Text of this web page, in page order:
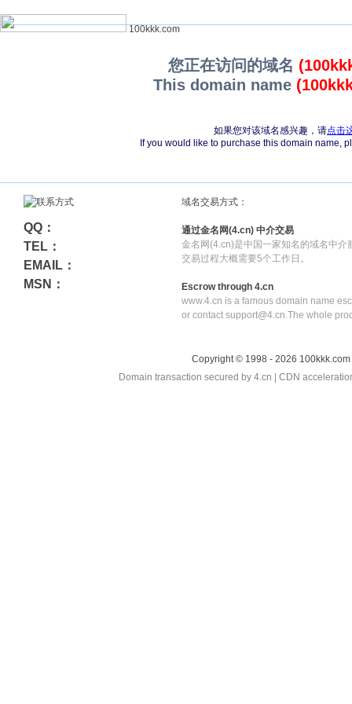
100kkk.com
您正在访问的域名
This domain name
如果您对该域名感兴趣，请点击
If you would like to purchase this domain name,
QQ：
TEL：
EMAIL：
MSN：
域名交易方式：
通过金名网(4.cn) 中介交易
金名网(4.cn)是中国一家知名的域名中介
交易过程大概需要5个工作日。
Escrow through 4.cn
www.4.cn is a famous domain name
or contact support@4.cn.The whole
Copyright © 1998 - 2026
Domain transaction secured by 4.cn | CDN